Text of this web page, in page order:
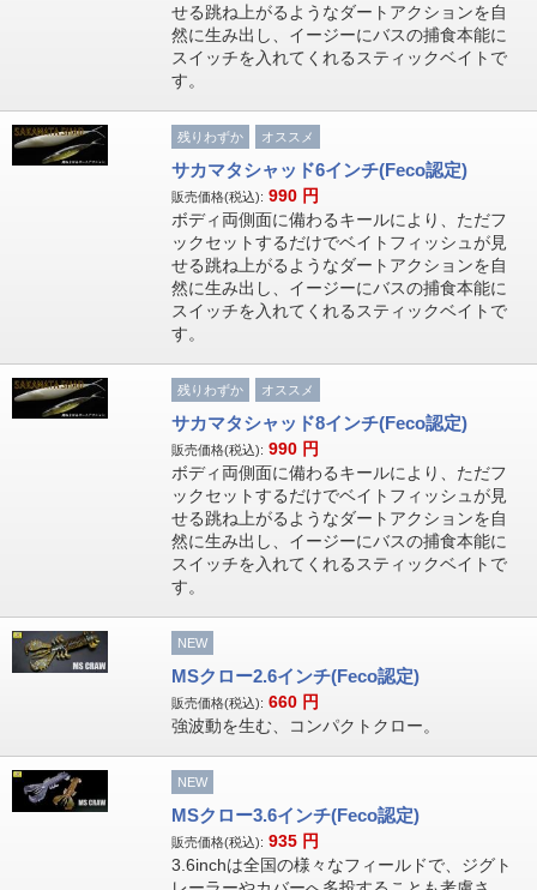
せる跳ね上がるようなダートアクションを自
然に生み出し、イージーにバスの捕食本能に
スイッチを入れてくれるスティックベイトで
す。
残りわずか オススメ
サカマタシャッド6インチ(Feco認定)
販売価格(税込): 990 円
ボディ両側面に備わるキールにより、ただフ
ックセットするだけでベイトフィッシュが見
せる跳ね上がるようなダートアクションを自
然に生み出し、イージーにバスの捕食本能に
スイッチを入れてくれるスティックベイトで
す。
残りわずか オススメ
サカマタシャッド8インチ(Feco認定)
販売価格(税込): 990 円
ボディ両側面に備わるキールにより、ただフ
ックセットするだけでベイトフィッシュが見
せる跳ね上がるようなダートアクションを自
然に生み出し、イージーにバスの捕食本能に
スイッチを入れてくれるスティックベイトで
す。
NEW
MSクロー2.6インチ(Feco認定)
販売価格(税込): 660 円
強波動を生む、コンパクトクロー。
NEW
MSクロー3.6インチ(Feco認定)
販売価格(税込): 935 円
3.6inchは全国の様々なフィールドで、ジグト